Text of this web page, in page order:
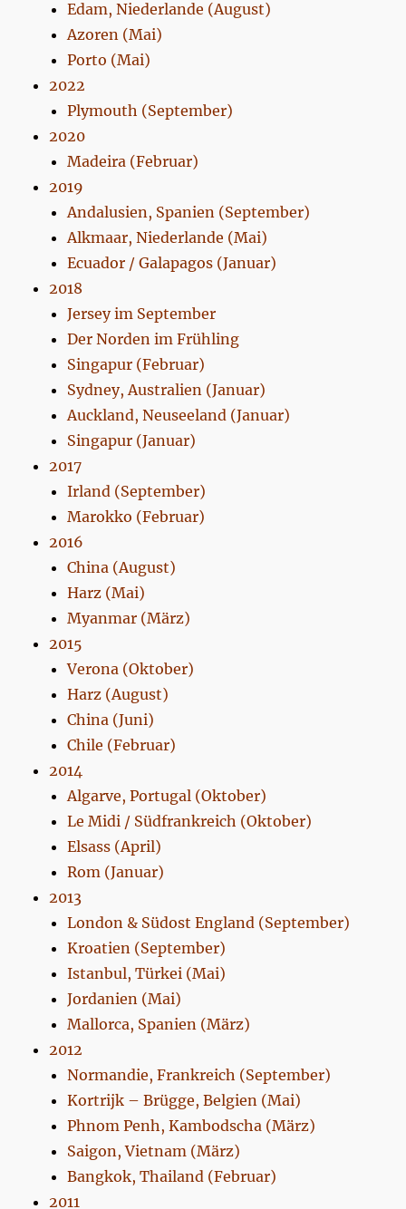
Edam, Niederlande (August)
Azoren (Mai)
Porto (Mai)
2022
Plymouth (September)
2020
Madeira (Februar)
2019
Andalusien, Spanien (September)
Alkmaar, Niederlande (Mai)
Ecuador / Galapagos (Januar)
2018
Jersey im September
Der Norden im Frühling
Singapur (Februar)
Sydney, Australien (Januar)
Auckland, Neuseeland (Januar)
Singapur (Januar)
2017
Irland (September)
Marokko (Februar)
2016
China (August)
Harz (Mai)
Myanmar (März)
2015
Verona (Oktober)
Harz (August)
China (Juni)
Chile (Februar)
2014
Algarve, Portugal (Oktober)
Le Midi / Südfrankreich (Oktober)
Elsass (April)
Rom (Januar)
2013
London & Südost England (September)
Kroatien (September)
Istanbul, Türkei (Mai)
Jordanien (Mai)
Mallorca, Spanien (März)
2012
Normandie, Frankreich (September)
Kortrijk – Brügge, Belgien (Mai)
Phnom Penh, Kambodscha (März)
Saigon, Vietnam (März)
Bangkok, Thailand (Februar)
2011